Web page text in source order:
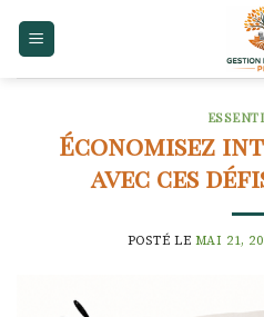
Économisez
avec ces
POSTÉ LE MAI 21,